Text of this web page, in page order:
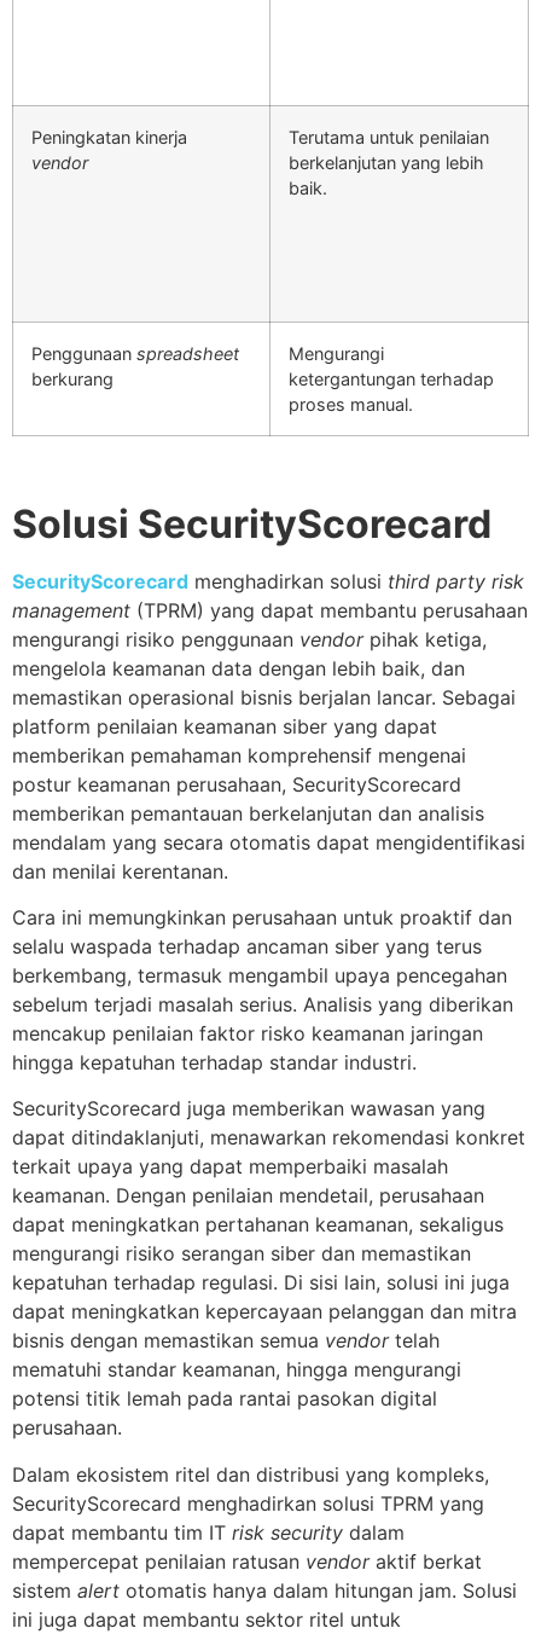
Peningkatan kinerja
vendor
Terutama untuk penilaian
berkelanjutan yang lebih
baik.
Penggunaan spreadsheet
berkurang
Mengurangi
ketergantungan terhadap
proses manual.
Solusi SecurityScorecard
SecurityScorecard menghadirkan solusi third party risk
management (TPRM) yang dapat membantu perusahaan
mengurangi risiko penggunaan vendor pihak ketiga,
mengelola keamanan data dengan lebih baik, dan
memastikan operasional bisnis berjalan lancar. Sebagai
platform penilaian keamanan siber yang dapat
memberikan pemahaman komprehensif mengenai
postur keamanan perusahaan, SecurityScorecard
memberikan pemantauan berkelanjutan dan analisis
mendalam yang secara otomatis dapat mengidentifikasi
dan menilai kerentanan.
Cara ini memungkinkan perusahaan untuk proaktif dan
selalu waspada terhadap ancaman siber yang terus
berkembang, termasuk mengambil upaya pencegahan
sebelum terjadi masalah serius. Analisis yang diberikan
mencakup penilaian faktor risko keamanan jaringan
hingga kepatuhan terhadap standar industri.
SecurityScorecard juga memberikan wawasan yang
dapat ditindaklanjuti, menawarkan rekomendasi konkret
terkait upaya yang dapat memperbaiki masalah
keamanan. Dengan penilaian mendetail, perusahaan
dapat meningkatkan pertahanan keamanan, sekaligus
mengurangi risiko serangan siber dan memastikan
kepatuhan terhadap regulasi. Di sisi lain, solusi ini juga
dapat meningkatkan kepercayaan pelanggan dan mitra
bisnis dengan memastikan semua vendor telah
mematuhi standar keamanan, hingga mengurangi
potensi titik lemah pada rantai pasokan digital
perusahaan.
Dalam ekosistem ritel dan distribusi yang kompleks,
SecurityScorecard menghadirkan solusi TPRM yang
dapat membantu tim IT risk security dalam
mempercepat penilaian ratusan vendor aktif berkat
sistem alert otomatis hanya dalam hitungan jam. Solusi
ini juga dapat membantu sektor ritel untuk